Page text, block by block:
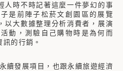
人時不時記著這麼一件夢幻的事
是前陣子松菸文創園區的展覽
以大數據整理分析消費者，展演
動，測驗自己購物時是為何而
的行銷。
續發展項目，也跟永續旅遊經濟